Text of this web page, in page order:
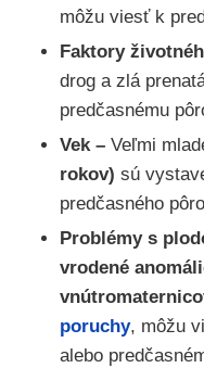
môžu viesť k
Faktory
drog a zlá
predčasnému
Vek – Veľmi
rokov) sú
predčasného
Problémy s
vrodené
poruchy, môžu
alebo